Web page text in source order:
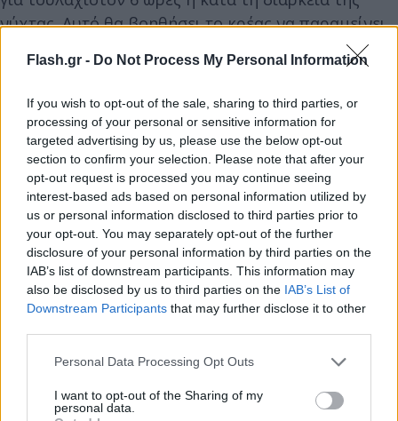
Flash.gr - Do Not Process My Personal Information
If you wish to opt-out of the sale, sharing to third parties, or
processing of your personal or sensitive information for
targeted advertising by us, please use the below opt-out
section to confirm your selection. Please note that after your
opt-out request is processed you may continue seeing
interest-based ads based on personal information utilized by
us or personal information disclosed to third parties prior to
your opt-out. You may separately opt-out of the further
disclosure of your personal information by third parties on the
IAB’s list of downstream participants. This information may
also be disclosed by us to third parties on the IAB’s List of
Downstream Participants that may further disclose it to other
Please note that this website/app uses one or more Google
not limited to your visit or usage behaviour. You may click to
grant or deny consent to Google and its third-party tags to
Personal Data Processing Opt Outs
I want to opt-out of the Sharing of my
personal data.
νύχτας. Αυτό θα βοηθήσει το κρέας να παραμείνει